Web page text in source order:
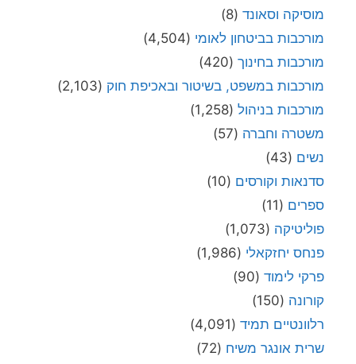
מוסיקה וסאונד (8)
מורכבות בביטחון לאומי (4,504)
מורכבות בחינוך (420)
מורכבות במשפט, בשיטור ובאכיפת חוק (2,103)
מורכבות בניהול (1,258)
משטרה וחברה (57)
נשים (43)
סדנאות וקורסים (10)
ספרים (11)
פוליטיקה (1,073)
פנחס יחזקאלי (1,986)
פרקי לימוד (90)
קורונה (150)
רלוונטיים תמיד (4,091)
שרית אונגר משיח (72)